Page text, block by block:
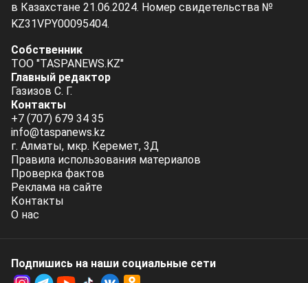
в Казахстане 21.06.2024. Номер свидетельства №
KZ31VPY00095404.
Собственник
ТОО "TASPANEWS.KZ"
Главный редактор
Газизов С. Г.
Контакты
+7 (707) 679 34 35
info@taspanews.kz
г. Алматы, мкр. Керемет, 3Д
Правила использования материалов
Проверка фактов
Реклама на сайте
Контакты
О нас
Подпишись на наши социальные cети